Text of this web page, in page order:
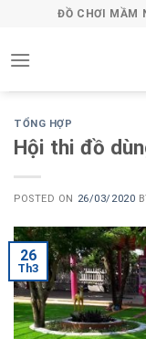
content
ĐỒ CHƠI MẦM
TỔNG HỢP
Hội thi đồ
POSTED ON 26/03/2020
26
Th3